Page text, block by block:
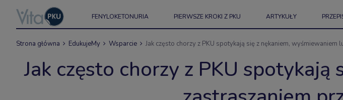
FENYLOKETONURIA PIERWSZE KROKI Z PKU ARTYKUŁY
Strona główna EdukujeMy Wsparcie Jak często chorzy z PKU spotykają się z nękaniem,
Jak często chorzy z PKU